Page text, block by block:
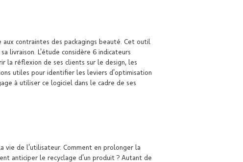
aux contraintes des packagings beauté. Cet outil
livraison. L’étude considère 6 indicateurs
la réflexion de ses clients sur le design, les
utiles pour identifier les leviers d’optimisation
à utiliser ce logiciel dans le cadre de ses
vie de l’utilisateur. Comment en prolonger la
anticiper le recyclage d’un produit ? Autant de